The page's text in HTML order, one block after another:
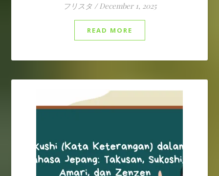
フリスタ / December 1, 2025
READ MORE